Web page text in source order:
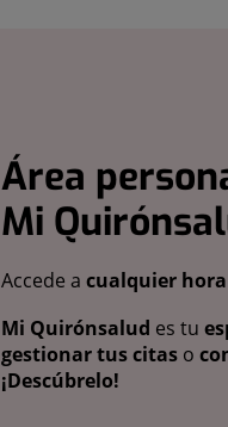
Área
Mi
Accede a cualquier hora
Mi Quirónsalud es tu
gestionar tus citas o
¡Descúbrelo!